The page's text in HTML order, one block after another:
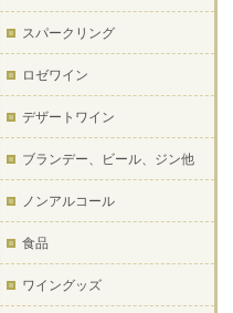
スパークリング
ロゼワイン
デザートワイン
ブランデー、ビール、ジン他
ノンアルコール
食品
ワイングッズ